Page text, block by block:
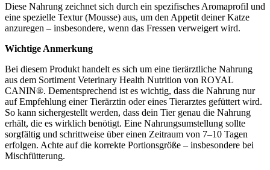
Diese Nahrung zeichnet sich durch ein spezifisches Aromaprofil und
eine spezielle Textur (Mousse) aus, um den Appetit deiner Katze
anzuregen – insbesondere, wenn das Fressen verweigert wird.
Wichtige Anmerkung
Bei diesem Produkt handelt es sich um eine tierärztliche Nahrung
aus dem Sortiment Veterinary Health Nutrition von ROYAL
CANIN®. Dementsprechend ist es wichtig, dass die Nahrung nur
auf Empfehlung einer Tierärztin oder eines Tierarztes gefüttert wird.
So kann sichergestellt werden, dass dein Tier genau die Nahrung
erhält, die es wirklich benötigt. Eine Nahrungsumstellung sollte
sorgfältig und schrittweise über einen Zeitraum von 7–10 Tagen
erfolgen. Achte auf die korrekte Portionsgröße – insbesondere bei
Mischfütterung.